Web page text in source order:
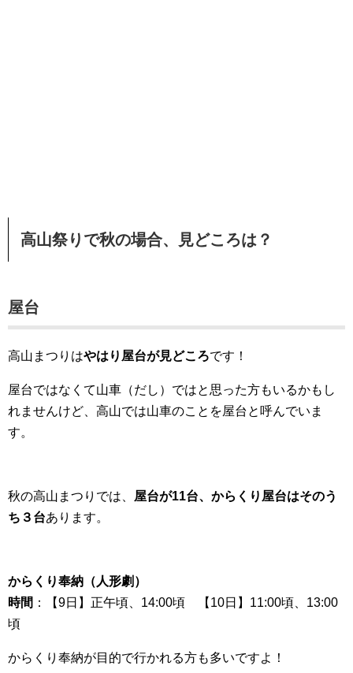
高山祭りで秋の場合、見どころは？
屋台
高山まつりはやはり屋台が見どころです！
屋台ではなくて山車（だし）ではと思った方もいるかもし
れませんけど、高山では山車のことを屋台と呼んでいま
す。
秋の高山まつりでは、 屋台が11台、からくり屋台はそのう
ち３台あります。
からくり奉納（人形劇）
時間 ：【9日】正午頃、14:00頃 【10日】11:00頃、13:00
頃
からくり奉納が目的で行かれる方も多いですよ！